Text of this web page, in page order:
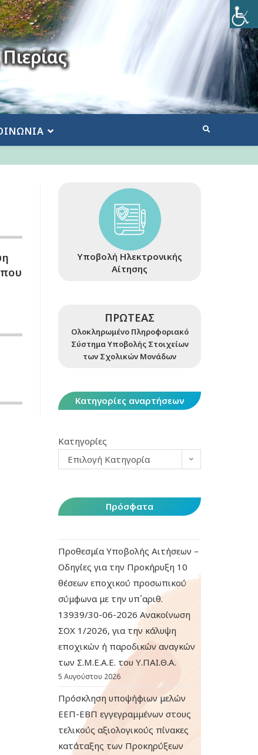
Υποβολή Ηλεκτρονικής
Αίτησης
ΠΡΩΤΕΑΣ
Ολοκληρωμένο Πληροφοριακό
Σύστημα Υποβολής Στοιχείων
των Σχολικών Μονάδων
Κατηγορίες αναρτήσεων
Κατηγορίες
Επιλογή Κατηγορία
Πρόσφατα
Προθεσμία Υποβολής Αιτήσεων –
Οδηγίες για την Προκήρυξη 10
θέσεων εποχικού προσωπικού
σύμφωνα με την υπ΄αριθ.
13939/30-06-2026 Ανακοίνωση
ΣΟΧ 1/2026, για την κάλυψη
εποχικών ή παροδικών αναγκών
των Σ.Μ.Ε.Α.Ε. του Υ.ΠΑΙ.Θ.Α.
5 Αυγούστου 2026
Πρόσκληση υποψήφιων μελών
ΕΕΠ-ΕΒΠ εγγεγραμμένων στους
τελικούς αξιολογικούς πίνακες
κατάταξης των Προκηρύξεων